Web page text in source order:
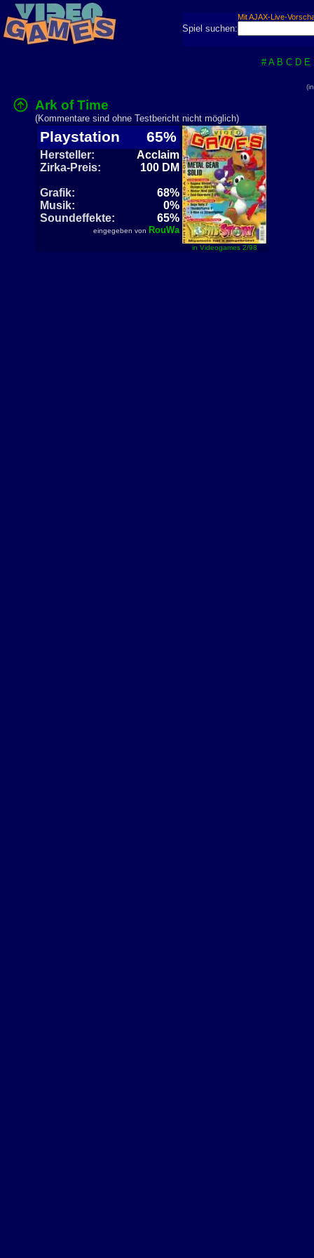
Mit AJAX-Live-
Spiel suchen:
# A B C D E
Ark of Time
(Kommentare sind ohne Testbericht nicht möglich)
Playstation 65%
Hersteller:
Acclaim
Zirka-Preis:
100 DM
Grafik:
68%
Musik:
0%
Soundeffekte:
65%
eingegeben von RouWa
in Videogames 2/98